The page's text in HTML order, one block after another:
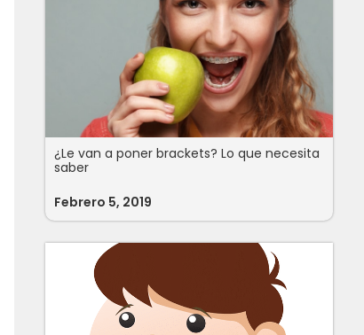
¿Le van a poner brackets? Lo que necesita
saber
Febrero 5, 2019